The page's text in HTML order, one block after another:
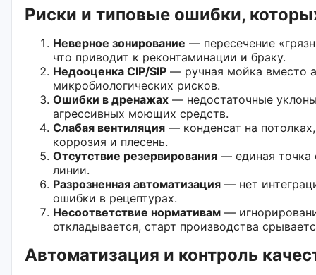
Риски и типовые ошибки,
Неверное зонирование — пересечение
что приводит к реконтаминации и браку.
Недооценка CIP/SIP — ручная мойка вместо
микробиологических рисков.
Ошибки в дренажах — недостаточные
агрессивных моющих средств.
Слабая вентиляция — конденсат на
коррозия и плесень.
Отсутствие резервирования — единая точка
линии.
Разрозненная автоматизация — нет
ошибки в рецептурах.
Несоответствие нормативам —
откладывается, старт производства
Автоматизация и контроль